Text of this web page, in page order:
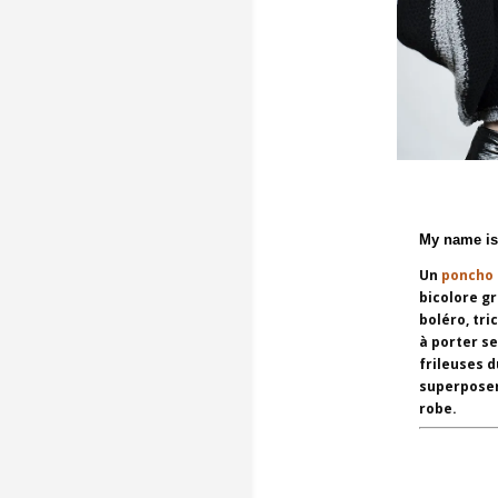
My name
Un
bicolore
boléro,
à porter
frileuses
robe.